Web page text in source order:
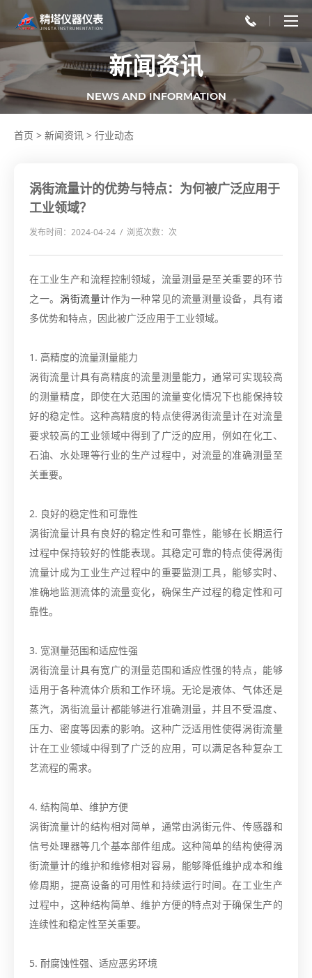
新闻资讯
NEWS AND INFORMATION
首页 > 新闻资讯 > 行业动态
涡街流量计的优势与特点：为何被广泛应用于
工业领域？
发布时间：2024-04-24 / 浏览次数： 次
在工业生产和流程控制领域，流量测量是至关重要的环节
之一。涡街流量计作为一种常见的流量测量设备，具有诸
多优势和特点，因此被广泛应用于工业领域。
1. 高精度的流量测量能力
涡街流量计具有高精度的流量测量能力，通常可实现较高
的测量精度，即使在大范围的流量变化情况下也能保持较
好的稳定性。这种高精度的特点使得涡街流量计在对流量
要求较高的工业领域中得到了广泛的应用，例如在化工、
石油、水处理等行业的生产过程中，对流量的准确测量至
关重要。
2. 良好的稳定性和可靠性
涡街流量计具有良好的稳定性和可靠性，能够在长期运行
过程中保持较好的性能表现。其稳定可靠的特点使得涡街
流量计成为工业生产过程中的重要监测工具，能够实时、
准确地监测流体的流量变化，确保生产过程的稳定性和可
靠性。
3. 宽测量范围和适应性强
涡街流量计具有宽广的测量范围和适应性强的特点，能够
适用于各种流体介质和工作环境。无论是液体、气体还是
蒸汽，涡街流量计都能够进行准确测量，并且不受温度、
压力、密度等因素的影响。这种广泛适用性使得涡街流量
计在工业领域中得到了广泛的应用，可以满足各种复杂工
艺流程的需求。
4. 结构简单、维护方便
涡街流量计的结构相对简单，通常由涡街元件、传感器和
信号处理器等几个基本部件组成。这种简单的结构使得涡
街流量计的维护和维修相对容易，能够降低维护成本和维
修周期，提高设备的可用性和持续运行时间。在工业生产
过程中，这种结构简单、维护方便的特点对于确保生产的
连续性和稳定性至关重要。
5. 耐腐蚀性强、适应恶劣环境